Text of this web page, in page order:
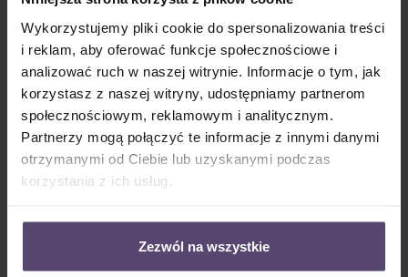
Wykorzystujemy pliki cookie do spersonalizowania treści
i reklam, aby oferować funkcje społecznościowe i
analizować ruch w naszej witrynie. Informacje o tym, jak
korzystasz z naszej witryny, udostępniamy partnerom
społecznościowym, reklamowym i analitycznym.
Partnerzy mogą połączyć te informacje z innymi danymi
otrzymanymi od Ciebie lub uzyskanymi podczas
korzystania z ich usług.
Zezwól na wszystkie
Ilość produktu: Wprowadź żądaną ilość lub użyj przycisków, aby zwiększyć lub
Do koszyka
Numer produktu:MU_LV_1145_PG2
Opis